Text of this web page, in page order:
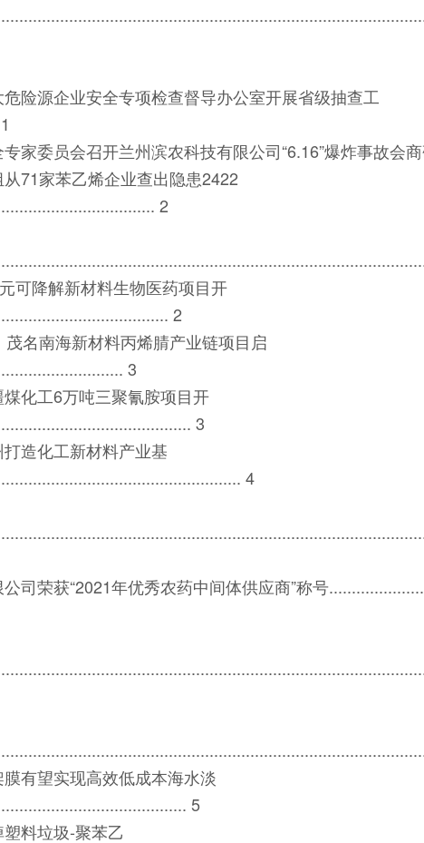
源企业安全专项检查督导办公室开展省级抽查工
委员会召开兰州滨农科技有限公司“6.16”爆炸事故会
71家苯乙烯企业查出隐患2422
2
降解新材料生物医药项目开
2
名南海新材料丙烯腈产业链项目启
3
化工6万吨三聚氰胺项目开
3
造化工新材料产业基
4
荣获“2021年优秀农药中间体供应商”称号
有望实现高效低成本海水淡
5
料垃圾-聚苯乙